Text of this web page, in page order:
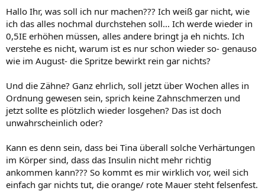
Hallo Ihr, was soll ich nur machen??? Ich weiß gar nicht, wie
ich das alles nochmal durchstehen soll... Ich werde wieder in
0,5IE erhöhen müssen, alles andere bringt ja eh nichts. Ich
verstehe es nicht, warum ist es nur schon wieder so- genauso
wie im August- die Spritze bewirkt rein gar nichts?
Und die Zähne? Ganz ehrlich, soll jetzt über Wochen alles in
Ordnung gewesen sein, sprich keine Zahnschmerzen und
jetzt sollte es plötzlich wieder losgehen? Das ist doch
unwahrscheinlich oder?
Kann es denn sein, dass bei Tina überall solche Verhärtungen
im Körper sind, dass das Insulin nicht mehr richtig
ankommen kann??? So kommt es mir wirklich vor, weil sich
einfach gar nichts tut, die orange/ rote Mauer steht felsenfest.